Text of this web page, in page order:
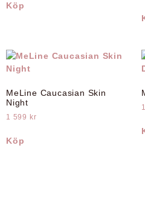
Köp
MeLine Caucasian Skin
Night
1 599 kr
Köp